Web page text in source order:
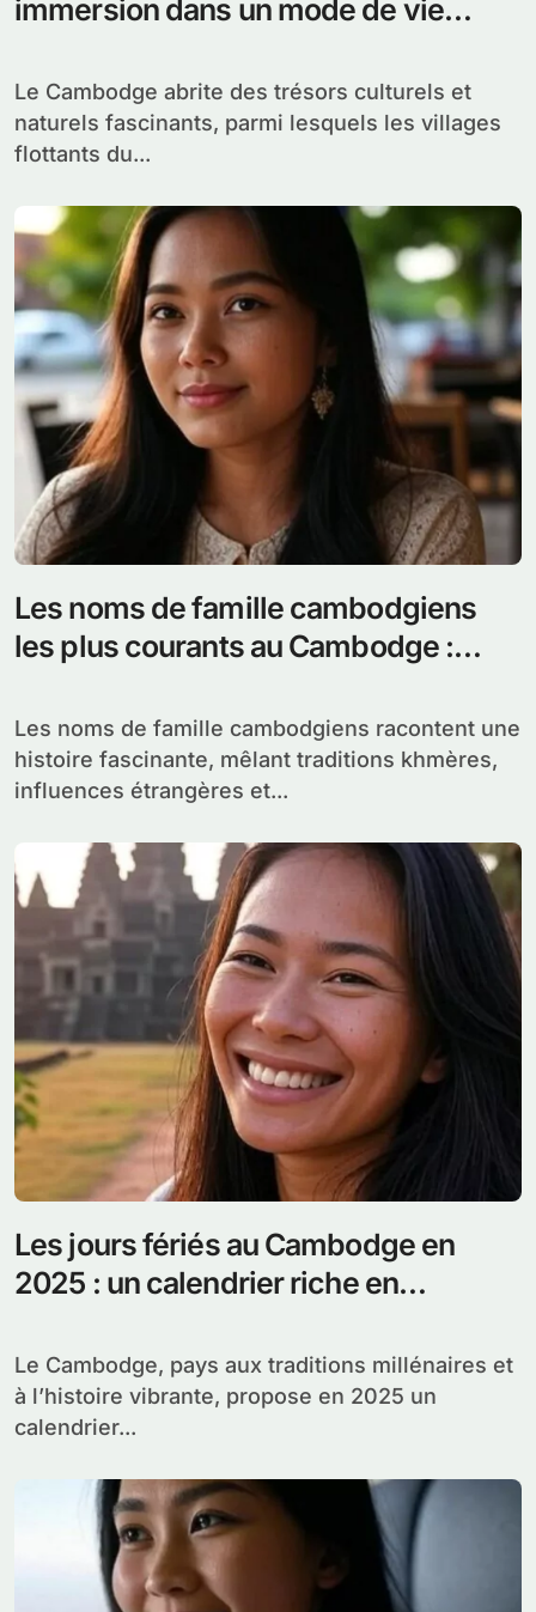
immersion dans un mode de vie
Le Cambodge abrite des trésors culturels et
naturels fascinants, parmi lesquels les villages
flottants du...
Les noms de famille cambodgiens
les plus courants au Cambodge :
Les noms de famille cambodgiens racontent une
histoire fascinante, mêlant traditions khmères,
influences étrangères et...
Les jours fériés au Cambodge en
2025 : un calendrier riche en
Le Cambodge, pays aux traditions millénaires et
à l’histoire vibrante, propose en 2025 un
calendrier...